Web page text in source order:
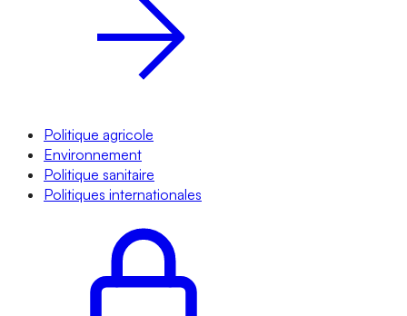
Politique agricole
Environnement
Politique sanitaire
Politiques internationales